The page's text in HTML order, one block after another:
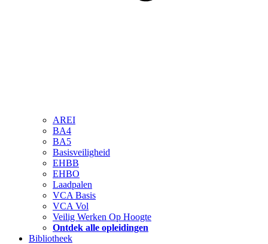
AREI
BA4
BA5
Basisveiligheid
EHBB
EHBO
Laadpalen
VCA Basis
VCA Vol
Veilig Werken Op Hoogte
Ontdek alle opleidingen
Bibliotheek